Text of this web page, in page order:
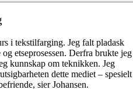
i tekstilfarging. Jeg falt pladask
etseprosessen. Derfra brukte jeg
kunnskap om teknikken. Jeg
dette mediet – spesielt
sier Johansen.